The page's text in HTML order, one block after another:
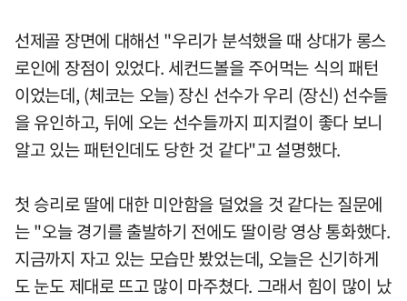
선제골 장면에 대해선 "우리가 분석했을 때 상대가 롱스
로인에 장점이 있었다. 세컨드볼을 주어먹는 식의 패턴
이었는데, (체코는 오늘) 장신 선수가 우리 (장신) 선수들
을 유인하고, 뒤에 오는 선수들까지 피지컬이 좋다 보니
알고 있는 패턴인데도 당한 것 같다"고 설명했다.
첫 승리로 딸에 대한 미안함을 덜었을 것 같다는 질문에
는 "오늘 경기를 출발하기 전에도 딸이랑 영상 통화했다.
지금까지 자고 있는 모습만 봤었는데, 오늘은 신기하게
도 눈도 제대로 뜨고 많이 마주쳤다. 그래서 힘이 많이 났